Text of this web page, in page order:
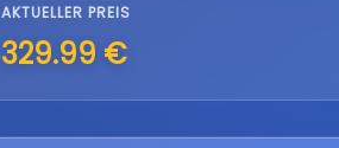
AKTUELLER PREIS
329.99 €